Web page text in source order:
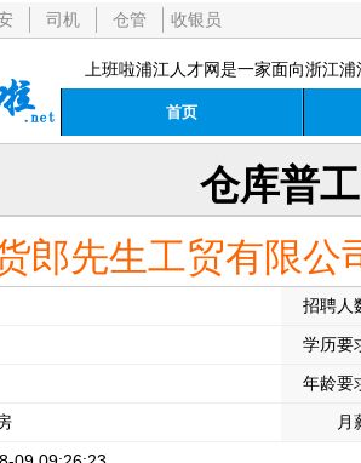
司机 仓管 收银员
上班啦浦江人才网是一家面向浙江
首页
仓库普工
郎先生工贸有限公
招聘人
学历要
年龄要
月